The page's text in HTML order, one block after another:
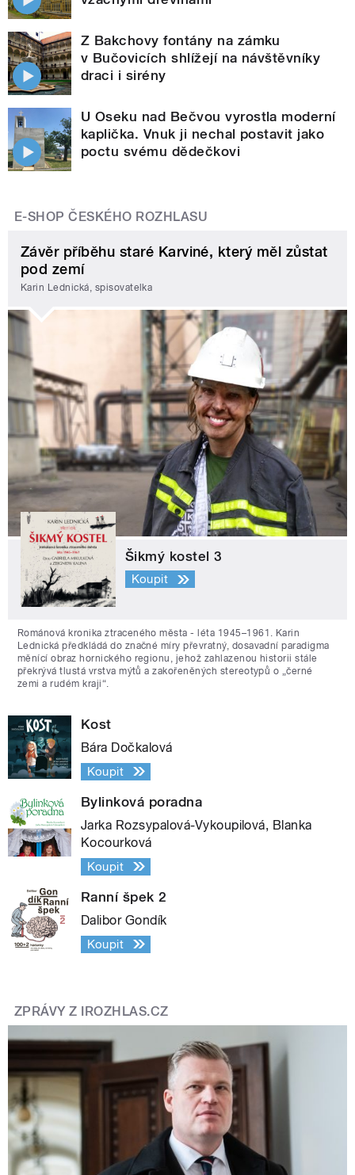
Z Bakchovy fontány na zámku
v Bučovicích shlížejí na návštěvníky
draci i sirény
U Oseku nad Bečvou vyrostla moderní
kaplička. Vnuk ji nechal postavit jako
poctu svému dědečkovi
E-SHOP ČESKÉHO ROZHLASU
Závěr příběhu staré Karviné, který měl zůstat
pod zemí
Karin Lednická, spisovatelka
Šikmý kostel 3
Koupit
Románová kronika ztraceného města - léta 1945–1961. Karin
Lednická předkládá do značné míry převratný, dosavadní paradigma
měnící obraz hornického regionu, jehož zahlazenou historii stále
překrývá tlustá vrstva mýtů a zakořeněných stereotypů o „černé
zemi a rudém kraji“.
Kost
Bára Dočkalová
Koupit
Bylinková poradna
Jarka Rozsypalová-Vykoupilová, Blanka
Kocourková
Koupit
Ranní špek 2
Dalibor Gondík
Koupit
ZPRÁVY Z IROZHLAS.CZ